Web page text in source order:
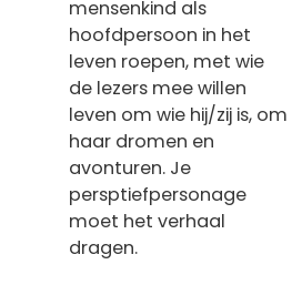
mensenkind als
hoofdpersoon in het
leven roepen, met wie
de lezers mee willen
leven om wie hij/zij is, om
haar dromen en
avonturen. Je
persptiefpersonage
moet het verhaal
dragen.